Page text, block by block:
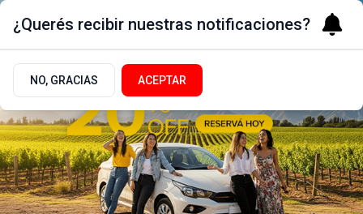
¿Querés recibir nuestras notificaciones?
NO, GRACIAS ACEPTAR